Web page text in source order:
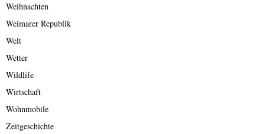
Weihnachten
Weimarer Republik
Welt
Wetter
Wildlife
Wirtschaft
Wohnmobile
Zeitgeschichte